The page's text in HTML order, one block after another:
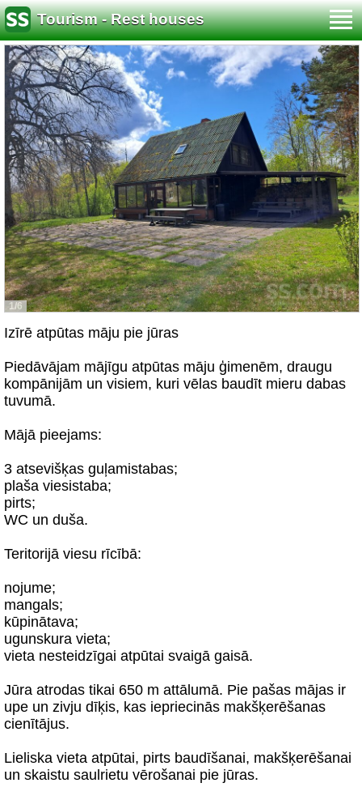
Tourism - Rest houses
1/6
Izīrē atpūtas māju pie jūras
Piedāvājam mājīgu atpūtas māju ģimenēm, draugu
kompānijām un visiem, kuri vēlas baudīt mieru dabas
tuvumā.
Mājā pieejams:
3 atsevišķas guļamistabas;
plaša viesistaba;
pirts;
WC un duša.
Teritorijā viesu rīcībā:
nojume;
mangals;
kūpinātava;
ugunskura vieta;
vieta nesteidzīgai atpūtai svaigā gaisā.
Jūra atrodas tikai 650 m attālumā. Pie pašas mājas ir
upe un zivju dīķis, kas iepriecinās makšķerēšanas
cienītājus.
Lieliska vieta atpūtai, pirts baudīšanai, makšķerēšanai
un skaistu saulrietu vērošanai pie jūras.